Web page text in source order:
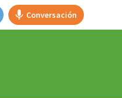
Conversación